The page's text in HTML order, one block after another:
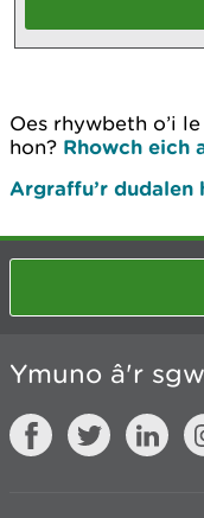
Oes rhywbeth o’i
hon? Rhowch eich
Argraffu’r dudalen
Ymuno â'r